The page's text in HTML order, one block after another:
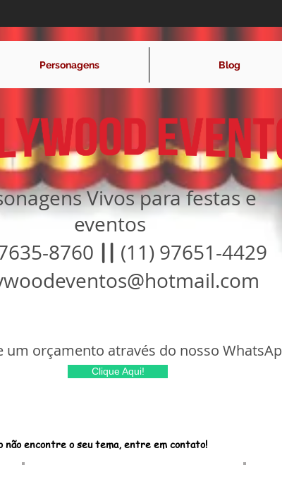
Personagens Blog
Vivos para festas e
eventos
8760 || (11) 97651-4429
um orçamento através do nosso
Clique Aqui!
não encontre o seu tema, entre em contato!